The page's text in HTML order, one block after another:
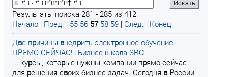
Результаты поиска 281 - 285 из 412
Начало | Пред. | 55 56 57 58 59 | След. | Конец
Две причины внедрить электронное обучение
ПРЯМО СЕЙЧАС! | Бизнес-школа SRC
... курсы, которые нужны компании прямо сейчас
для решения своих бизнес-задач. Сегодня в России